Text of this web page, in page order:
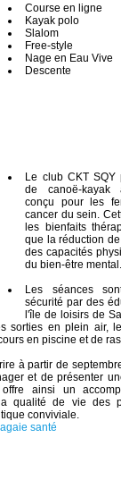
Course en ligne
Kayak polo
Slalom
Free-style
Nage en Eau Vive
Descente
Le club CKT SQY
de canoë-kayak
conçu pour les
cancer du sein.
les bienfaits
que la réduction
des capacités
du bien-être
Les séances
sécurité par des
l'île de loisirs de
sorties en plein air,
en piscine et de
à partir de
et de présenter
ainsi un
qualité de vie des
conviviale.
santé